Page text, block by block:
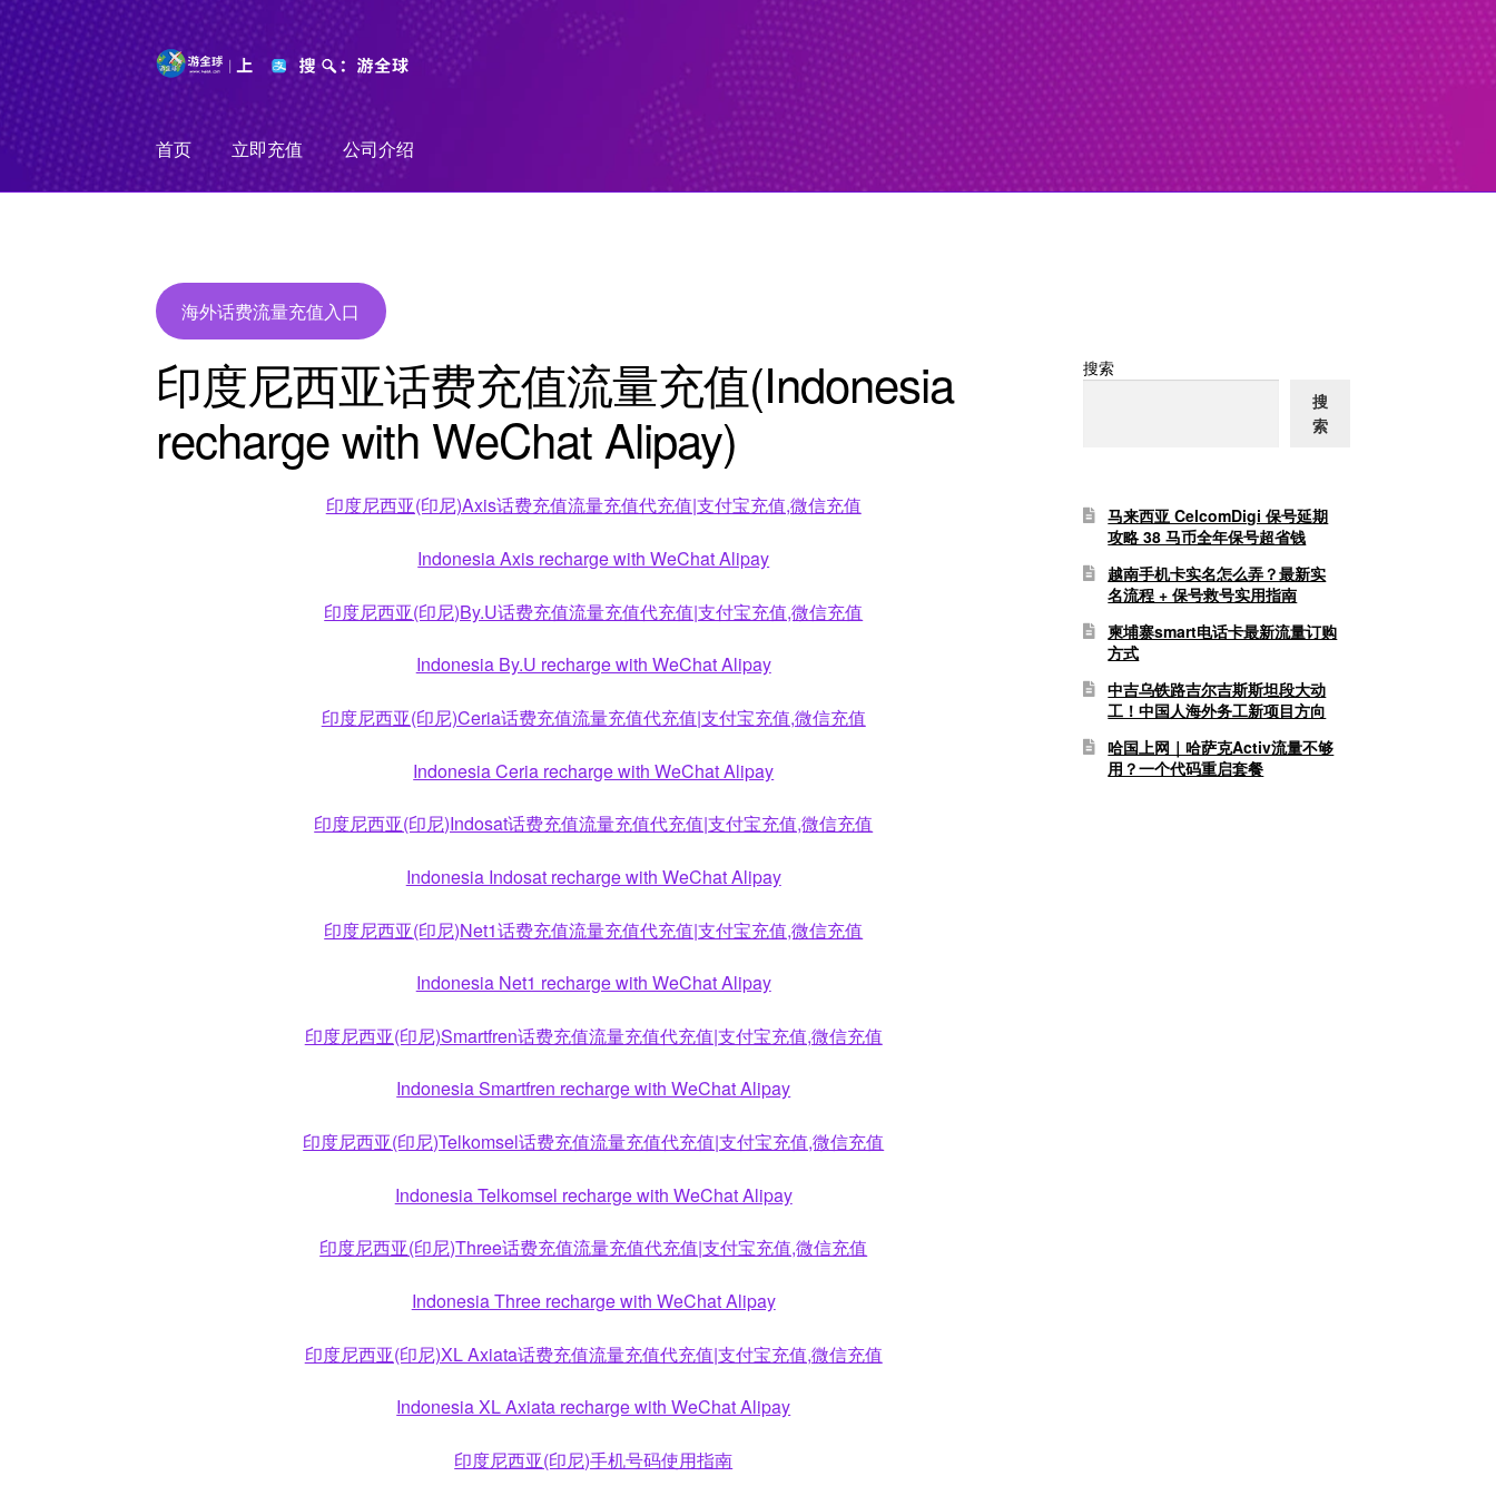
Skip
to
navigation
Skip
to
content
首页
立即充值 公司介绍
海外话费流量充值入口
印度尼西亚话费充值流量充值(Indonesia
recharge with WeChat Alipay)
印度尼西亚(印尼)Axis话费充值流量充值代充值|支付宝充值,微信充值
Indonesia Axis recharge with WeChat Alipay
印度尼西亚(印尼)By.U话费充值流量充值代充值|支付宝充值,微信充值
Indonesia By.U recharge with WeChat Alipay
印度尼西亚(印尼)Ceria话费充值流量充值代充值|支付宝充值,微信充值
Indonesia Ceria recharge with WeChat Alipay
印度尼西亚(印尼)Indosat话费充值流量充值代充值|支付宝充值,微信充值
Indonesia Indosat recharge with WeChat Alipay
印度尼西亚(印尼)Net1话费充值流量充值代充值|支付宝充值,微信充值
Indonesia Net1 recharge with WeChat Alipay
印度尼西亚(印尼)Smartfren话费充值流量充值代充值|支付宝充值,微信充值
Indonesia Smartfren recharge with WeChat Alipay
印度尼西亚(印尼)Telkomsel话费充值流量充值代充值|支付宝充值,微信充值
Indonesia Telkomsel recharge with WeChat Alipay
印度尼西亚(印尼)Three话费充值流量充值代充值|支付宝充值,微信充值
Indonesia Three recharge with WeChat Alipay
印度尼西亚(印尼)XL Axiata话费充值流量充值代充值|支付宝充值,微信充值
Indonesia XL Axiata recharge with WeChat Alipay
印度尼西亚(印尼)手机号码使用指南
搜索
搜
索
马来西亚 CelcomDigi 保号延期
攻略 38 马币全年保号超省钱
越南手机卡实名怎么弄？最新实
名流程 + 保号救号实用指南
柬埔寨smart电话卡最新流量订购
方式
中吉乌铁路吉尔吉斯斯坦段大动
工！中国人海外务工新项目方向
哈国上网｜哈萨克Activ流量不够
用？一个代码重启套餐